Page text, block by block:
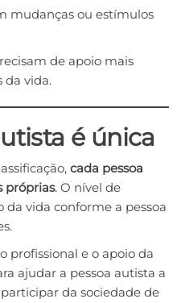
mudanças ou estímulos
de apoio mais
da vida.
é única
cada pessoa
próprias. O nível de
vida conforme a pessoa
profissional e o apoio da
ajudar a pessoa autista a
da sociedade de